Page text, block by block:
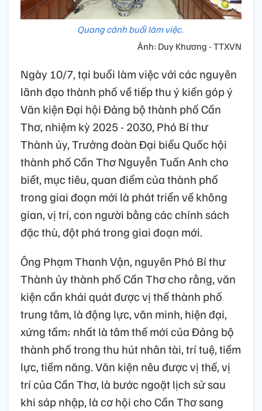
Quang cảnh buổi làm việc.
Ảnh: Duy Khương - TTXVN
Ngày 10/7, tại buổi làm việc với các nguyên
lãnh đạo thành phố về tiếp thu ý kiến góp ý
Văn kiện Đại hội Đảng bộ thành phố Cần
Thơ, nhiệm kỳ 2025 - 2030, Phó Bí thư
Thành ủy, Trưởng đoàn Đại biểu Quốc hội
thành phố Cần Thơ Nguyễn Tuấn Anh cho
biết, mục tiêu, quan điểm của thành phố
trong giai đoạn mới là phát triển về không
gian, vị trí, con người bằng các chính sách
đặc thù, đột phá trong giai đoạn mới.
Ông Phạm Thanh Vận, nguyên Phó Bí thư
Thành ủy thành phố Cần Thơ cho rằng, văn
kiện cần khái quát được vị thế thành phố
trung tâm, là động lực, văn minh, hiện đại,
xứng tầm; nhất là tâm thế mới của Đảng bộ
thành phố trong thu hút nhân tài, trí tuệ, tiềm
lực, tiềm năng. Văn kiện nêu được vị thế, vị
trí của Cần Thơ, là bước ngoặt lịch sử sau
khi sáp nhập, là cơ hội cho Cần Thơ sang